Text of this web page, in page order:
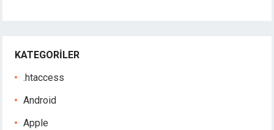
KATEGORILER
.htaccess
Android
Apple